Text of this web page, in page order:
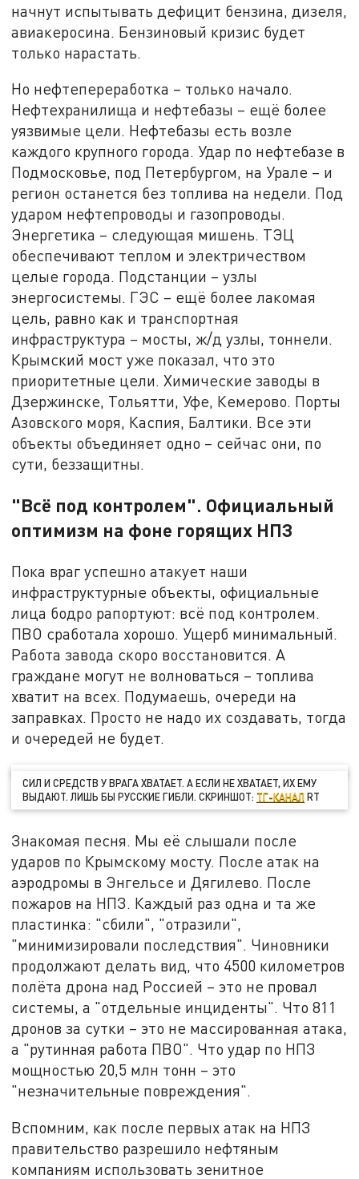
начнут испытывать дефицит бензина, дизеля,
авиакеросина. Бензиновый кризис будет
только нарастать.
Но нефтепереработка – только начало.
Нефтехранилища и нефтебазы – ещё более
уязвимые цели. Нефтебазы есть возле
каждого крупного города. Удар по нефтебазе в
Подмосковье, под Петербургом, на Урале – и
регион останется без топлива на недели. Под
ударом нефтепроводы и газопроводы.
Энергетика – следующая мишень. ТЭЦ
обеспечивают теплом и электричеством
целые города. Подстанции – узлы
энергосистемы. ГЭС – ещё более лакомая
цель, равно как и транспортная
инфраструктура – мосты, ж/д узлы, тоннели.
Крымский мост уже показал, что это
приоритетные цели. Химические заводы в
Дзержинске, Тольятти, Уфе, Кемерово. Порты
Азовского моря, Каспия, Балтики. Все эти
объекты объединяет одно – сейчас они, по
сути, беззащитны.
"Всё под контролем". Официальный
оптимизм на фоне горящих НПЗ
Пока враг успешно атакует наши
инфраструктурные объекты, официальные
лица бодро рапортуют: всё под контролем.
ПВО сработала хорошо. Ущерб минимальный.
Работа завода скоро восстановится. А
граждане могут не волноваться – топлива
хватит на всех. Подумаешь, очереди на
заправках. Просто не надо их создавать, тогда
и очередей не будет.
СИЛ И СРЕДСТВ У ВРАГА ХВАТАЕТ. А ЕСЛИ НЕ ХВАТАЕТ, ИХ ЕМУ
ВЫДАЮТ. ЛИШЬ БЫ РУССКИЕ ГИБЛИ. СКРИНШОТ: ТГ-КАНАЛ RT
Знакомая песня. Мы её слышали после
ударов по Крымскому мосту. После атак на
аэродромы в Энгельсе и Дягилево. После
пожаров на НПЗ. Каждый раз одна и та же
пластинка: "сбили", "отразили",
"минимизировали последствия". Чиновники
продолжают делать вид, что 4500 километров
полёта дрона над Россией – это не провал
системы, а "отдельные инциденты". Что 811
дронов за сутки – это не массированная атака,
а "рутинная работа ПВО". Что удар по НПЗ
мощностью 20,5 млн тонн – это
"незначительные повреждения".
Вспомним, как после первых атак на НПЗ
правительство разрешило нефтяным
компаниям использовать зенитное